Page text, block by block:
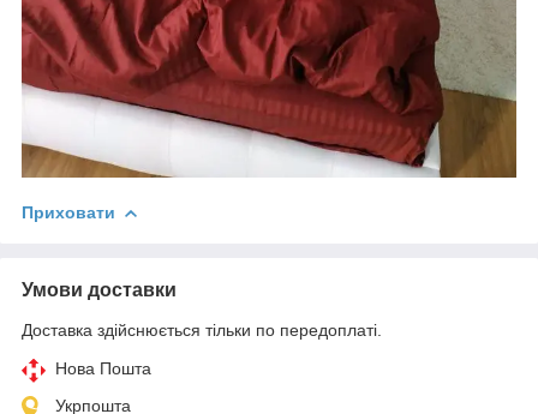
Приховати
Умови доставки
Доставка здійснюється тільки по передоплаті.
Нова Пошта
Укрпошта